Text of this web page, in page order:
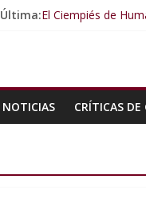
Última:El Ciempiés de
El Ciempiés de
NOTICIAS CRÍTICAS DE